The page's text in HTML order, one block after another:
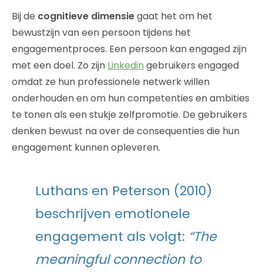
Bij de cognitieve dimensiegaat het om het
bewustzijn van een persoon tijdens het
engagementproces. Een persoon kan engaged zijn
met een doel. Zo zijn Linkedin gebruikers engaged
omdat ze hun professionele netwerk willen
onderhouden en om hun competenties en ambities
te tonen als een stukje zelfpromotie. De gebruikers
denken bewust na over de consequenties die hun
engagement kunnen opleveren.
Luthans en Peterson (2010)
beschrijven emotionele
engagement als volgt: “The
meaningful connection to